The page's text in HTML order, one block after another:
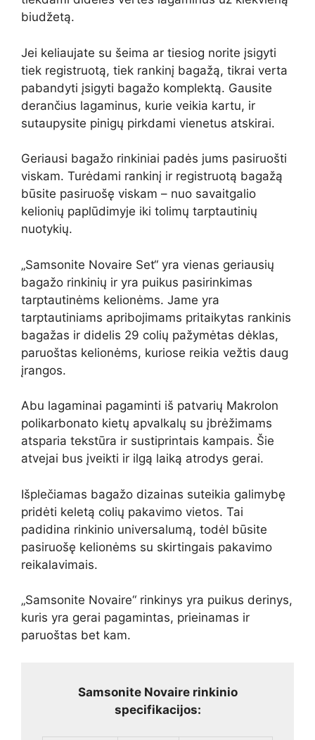
biudžetą.
Jei keliaujate su šeima ar tiesiog norite įsigyti
tiek registruotą, tiek rankinį bagažą, tikrai verta
pabandyti įsigyti bagažo komplektą. Gausite
derančius lagaminus, kurie veikia kartu, ir
sutaupysite pinigų pirkdami vienetus atskirai.
Geriausi bagažo rinkiniai padės jums pasiruošti
viskam. Turėdami rankinį ir registruotą bagažą
būsite pasiruošę viskam – nuo ​​savaitgalio
kelionių paplūdimyje iki tolimų tarptautinių
nuotykių.
„Samsonite Novaire Set“ yra vienas geriausių
bagažo rinkinių ir yra puikus pasirinkimas
tarptautinėms kelionėms. Jame yra
tarptautiniams apribojimams pritaikytas rankinis
bagažas ir didelis 29 colių pažymėtas dėklas,
paruoštas kelionėms, kuriose reikia vežtis daug
įrangos.
Abu lagaminai pagaminti iš patvarių Makrolon
polikarbonato kietų apvalkalų su įbrėžimams
atsparia tekstūra ir sustiprintais kampais. Šie
atvejai bus įveikti ir ilgą laiką atrodys gerai.
Išplečiamas bagažo dizainas suteikia galimybę
pridėti keletą colių pakavimo vietos. Tai
padidina rinkinio universalumą, todėl būsite
pasiruošę kelionėms su skirtingais pakavimo
reikalavimais.
„Samsonite Novaire“ rinkinys yra puikus derinys,
kuris yra gerai pagamintas, prieinamas ir
paruoštas bet kam.
Samsonite Novaire rinkinio
specifikacijos: